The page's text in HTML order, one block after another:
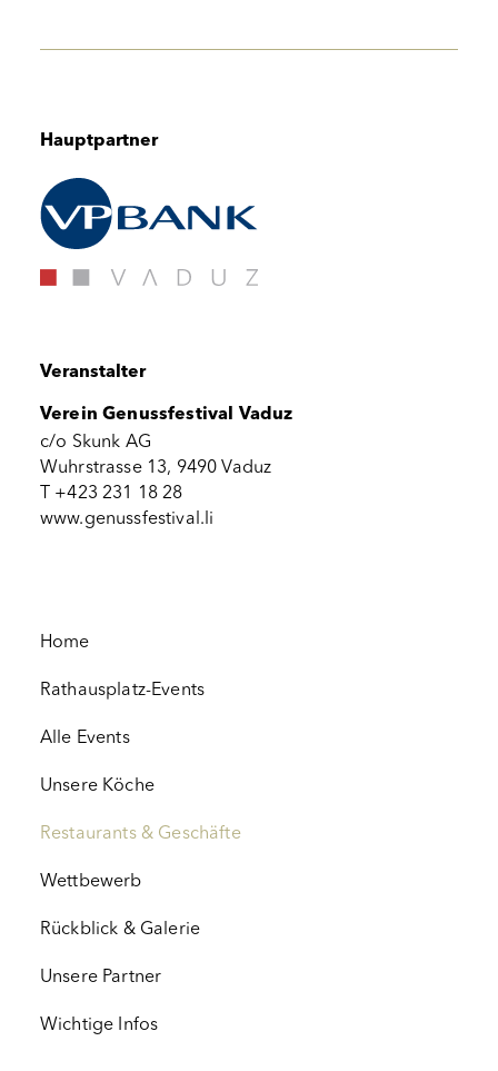
Hauptpartner
Veranstalter
Verein Genussfestival Vaduz
c/o Skunk AG
Wuhrstrasse 13, 9490 Vaduz
T +423 231 18 28
www.genussfestival.li
Home
Rathausplatz-Events
Alle Events
Unsere Köche
Restaurants & Geschäfte
Wettbewerb
Rückblick & Galerie
Unsere Partner
Wichtige Infos